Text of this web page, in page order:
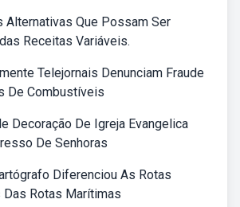
Alternativas Que Possam Ser
Receitas Variáveis.
Telejornais Denunciam Fraude
De Combustíveis
Decoração De Igreja Evangelica
De Senhoras
Diferenciou As Rotas
Rotas Marítimas